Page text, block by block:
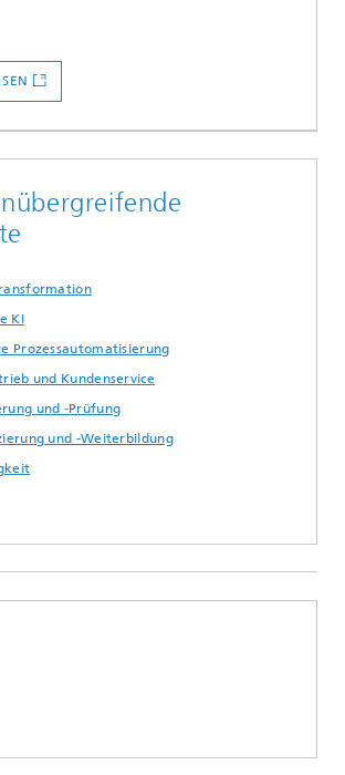
KI
Prozessautomatisierung
und Kundenservice
und -Prüfung
und -Weiterbildung